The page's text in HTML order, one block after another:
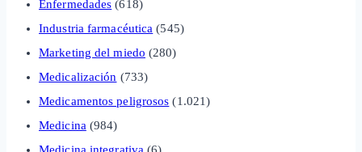
Enfermedades (618)
Industria farmacéutica (545)
Marketing del miedo (280)
Medicalización (733)
Medicamentos peligrosos (1.021)
Medicina (984)
Medicina integrativa (6)